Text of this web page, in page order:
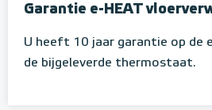
Garantie e-HEAT
U heeft 10 jaar garantie op de
de bijgeleverde thermostaat.